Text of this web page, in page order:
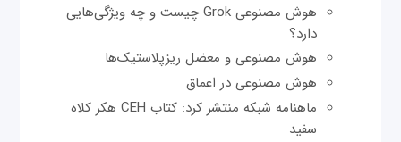
هوش مصنوعی Grok چیست و چه ویژگی‌هایی
دارد؟
هوش مصنوعی و معضل ریزپلاستیک‌ها
هوش مصنوعی در اعماق
ماهنامه شبکه منتشر کرد: کتاب CEH هکر کلاه
سفید